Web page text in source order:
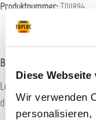
Diese
Wir verwenden
personalisieren,
Produktnummer:T011894
Beschreibung
Leicht und ungeheur
dreifach eloxiertem